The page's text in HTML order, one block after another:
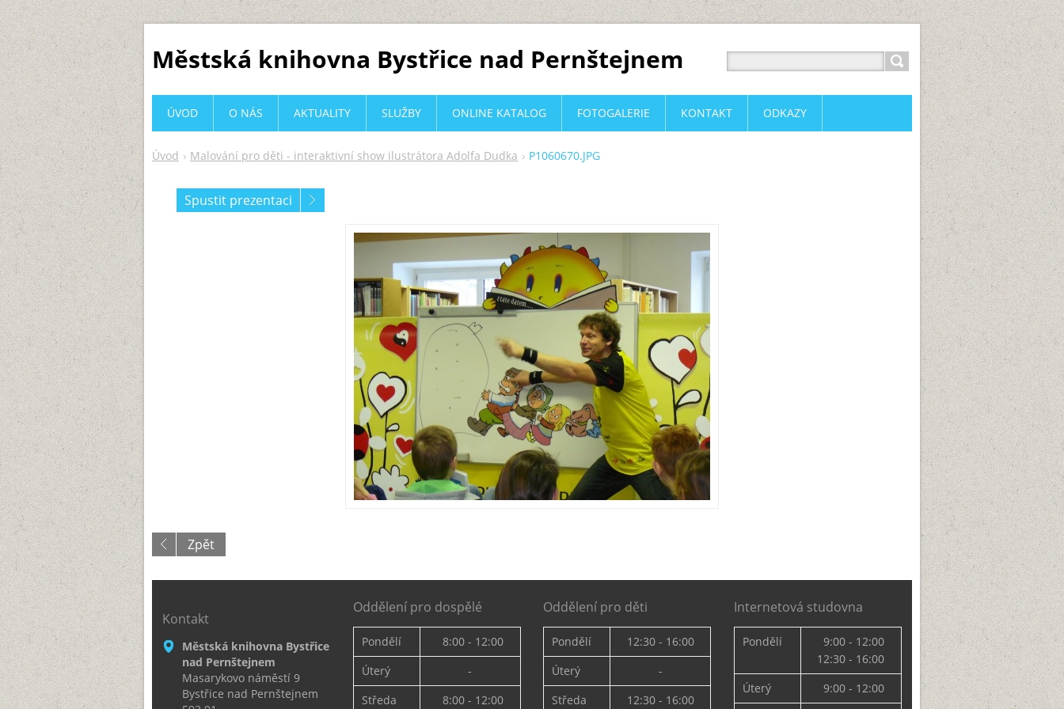
Městská knihovna Bystřice nad Pernštejnem
Úvod Malování pro děti - interaktivní show ilustrátora Adolfa Dudka P1060670.JPG
Spustit prezentaci
Zpět
ÚVOD O NÁS AKTUALITY SLUŽBY ONLINE KATALOG FOTOGALERIE KONTAKT ODKAZY
Kontakt
Městská knihovna Bystřice
nad Pernštejnem
Masarykovo náměstí 9
Bystřice nad Pernštejnem
Oddělení pro dospělé
Pondělí
8:00 - 12:00
Úterý
-
Středa
8:00 - 12:00
Oddělení pro děti
Pondělí
12:30 - 16:00
Úterý
-
Středa
12:30 - 16:00
Internetová studovna
Pondělí
9:00 - 12:00
12:30 - 16:00
Úterý
9:00 - 12:00